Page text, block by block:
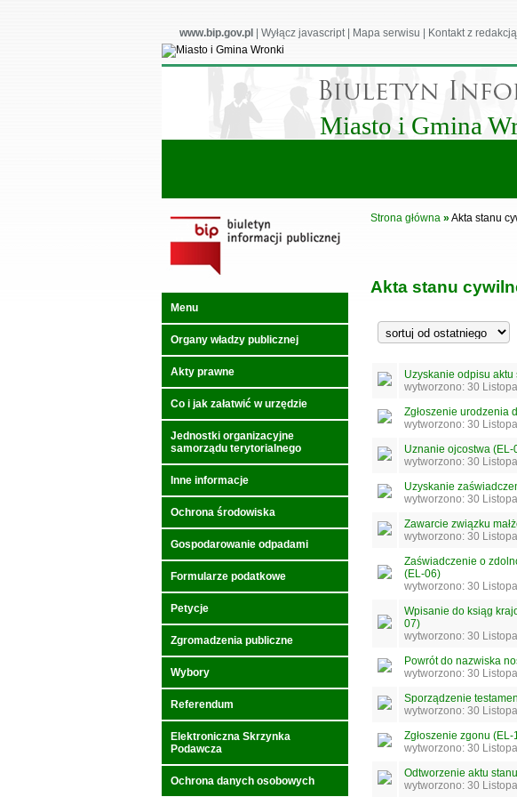
www.bip.gov.pl Wyłącz javascript| Mapa serwisu Kontakt z redakcją
Miasto i Gmina
Menu
Organy władzy publicznej
Akty prawne
Co i jak załatwić w urzędzie
Jednostki organizacyjne
samorządu terytorialnego
Inne informacje
Ochrona środowiska
Gospodarowanie odpadami
Formularze podatkowe
Petycje
Zgromadzenia publiczne
Wybory
Referendum
Elektroniczna Skrzynka
Podawcza
Ochrona danych osobowych
Strona główna » Akta stanu
Akta stanu
Uzyskanie odpisu
wytworzono: 30
Zgłoszenie urodzenia
wytworzono: 30
Uznanie ojcostwa (EL-
wytworzono: 30
Uzyskanie
wytworzono: 30
Zawarcie związku
wytworzono: 30
Zaświadczenie o
(EL-06)
wytworzono: 30
Wpisanie do ksiąg
07)
wytworzono: 30
Powrót do nazwiska
wytworzono: 30
Sporządzenie
wytworzono: 30
Zgłoszenie zgonu (EL-
wytworzono: 30
Odtworzenie aktu
wytworzono: 30